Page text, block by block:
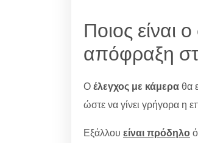
Ποιος είναι
απόφραξη
Οέλεγχος με κάμεραθα
ώστε να γίνει γρήγορα η
Εξάλλου είναι πρόδηλο